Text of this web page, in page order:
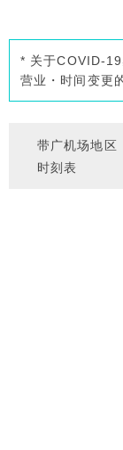
* 关于COVID-
营业・时间变更
带广机场地区
时刻表